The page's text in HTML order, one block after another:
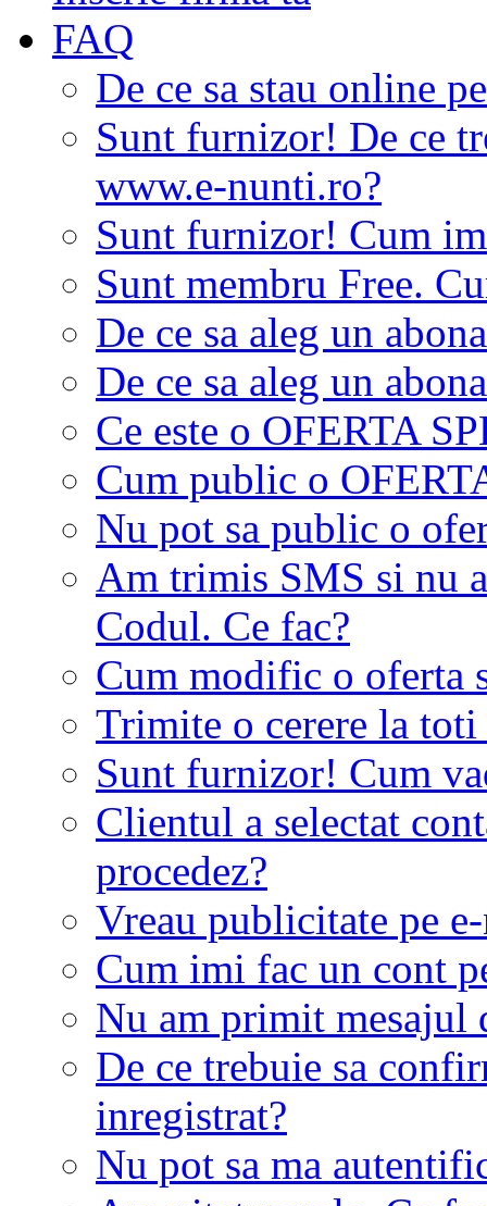
FAQ
De ce sa stau online
Sunt furnizor! De ce
www.e-nunti.ro?
Sunt furnizor! Cum
Sunt membru Free.
De ce sa aleg un
De ce sa aleg un
Ce este o OFERTA
Cum public o
Nu pot sa public o
Am trimis SMS si nu
Codul. Ce fac?
Cum modific o oferta
Trimite o cerere la
Sunt furnizor! Cum
Clientul a selectat
procedez?
Vreau publicitate pe
Cum imi fac un cont
Nu am primit mesajul
De ce trebuie sa
inregistrat?
Nu pot sa ma